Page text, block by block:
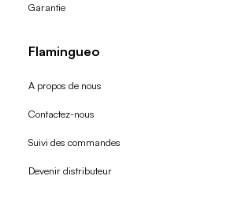
Garantie
Flamingueo
A propos de nous
Contactez-nous
Suivi des commandes
Devenir distributeur